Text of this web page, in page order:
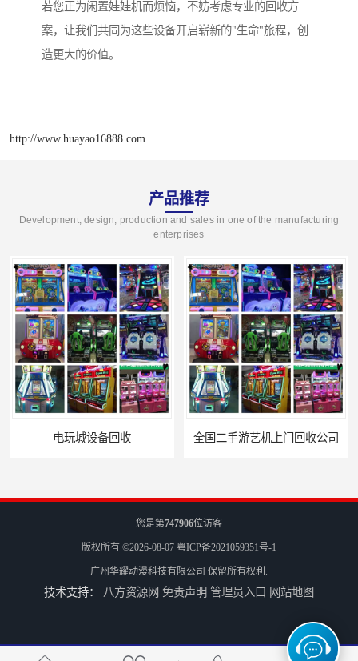
若您正为闲置娃娃机而烦恼，不妨考虑专业的回收方
案，让我们共同为这些设备开启崭新的"生命"旅程，创
造更大的价值。
http://www.huayao16888.com
产品推荐
Development, design, production and sales in one of the manufacturing
enterprises
全国二手游艺机上门回收公司 电玩城整场回收
二手游戏机回收
您是第747906位访客
版权所有 ©2026-08-07 粤ICP备2021059351号-1
广州华耀动漫科技有限公司 保留所有权利.
技术支持： 八方资源网 免责声明 管理员入口 网站地图